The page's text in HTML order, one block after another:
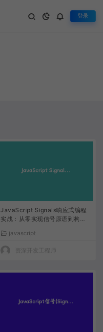
登录
JavaScript Signals响应式编程
实战：从零实现信号原语到构建
javascript
资深开发工程师